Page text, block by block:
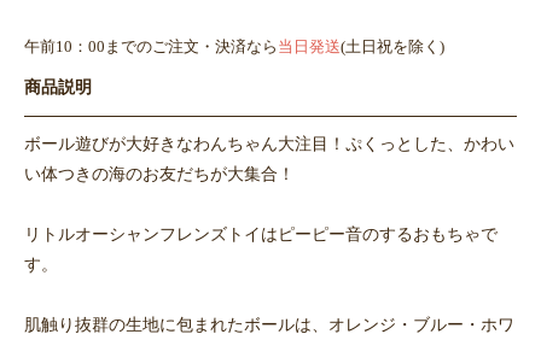
午前10：00までのご注文・決済なら 当日発送(土日祝を除く)
商品説明
ボール遊びが大好きなわんちゃん大注目！ぷくっとした、かわい
い体つきの海のお友だちが大集合！
リトルオーシャンフレンズトイはピーピー音のするおもちゃで
す。
肌触り抜群の生地に包まれたボールは、オレンジ・ブルー・ホワ